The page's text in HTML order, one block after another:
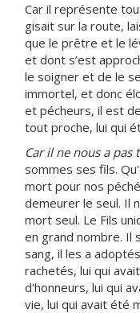
Car il représente
gisait sur la route,
que le prêtre et le
et dont s’est
le soigner et de le
immortel, et donc
et pécheurs, il est
tout proche, lui qui
Car il ne nous a pas
sommes ses fils.
mort pour nos
demeurer le seul. Il
mort seul. Le Fils
en grand nombre. Il
sang, il les a
rachetés, lui qui
d'honneurs, lui qui
vie, lui qui avait été